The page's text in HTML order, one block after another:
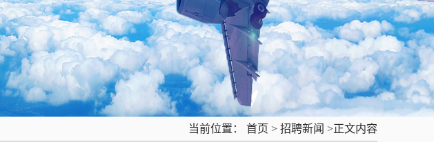
当前位置： 首页 > 招聘新闻 >正文内容